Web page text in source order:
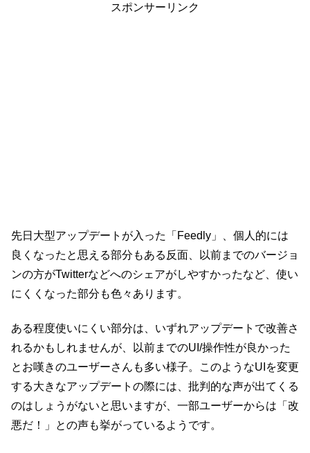
スポンサーリンク
先日大型アップデートが入った「Feedly」、個人的には
良くなったと思える部分もある反面、以前までのバージョ
ンの方がTwitterなどへのシェアがしやすかったなど、使い
にくくなった部分も色々あります。
ある程度使いにくい部分は、いずれアップデートで改善さ
れるかもしれませんが、以前までのUI/操作性が良かった
とお嘆きのユーザーさんも多い様子。このようなUIを変更
する大きなアップデートの際には、批判的な声が出てくる
のはしょうがないと思いますが、一部ユーザーからは「改
悪だ！」との声も挙がっているようです。